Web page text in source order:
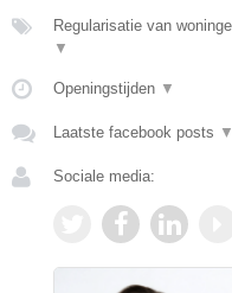
Regularisatie van
▼
Openingstijden ▼
Laatste facebook posts ▼
Sociale media: